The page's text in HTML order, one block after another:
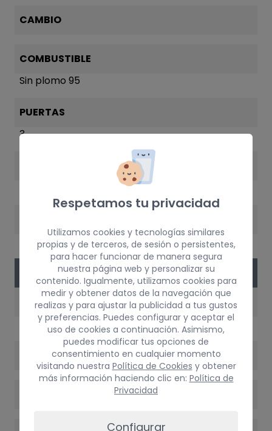
CAMBIO
COMBUSTIBLE
Sin plomo 95
PUERTAS
3
2002
VERSIÓN DEL VEHÍCULO
MOTOR
Z12XE
POTENCIA
Respetamos tu privacidad
Utilizamos cookies y tecnologías similares
propias y de terceros, de sesión o persistentes,
para hacer funcionar de manera segura
nuestra página web y personalizar su
contenido. Igualmente, utilizamos cookies para
medir y obtener datos de la navegación que
realizas y para ajustar la publicidad a tus gustos
y preferencias. Puedes configurar y aceptar el
uso de cookies a continuación. Asimismo,
puedes modificar tus opciones de
consentimiento en cualquier momento
visitando nuestra Política de Cookies y obtener
más información haciendo clic en: Política de
Privacidad
Configurar